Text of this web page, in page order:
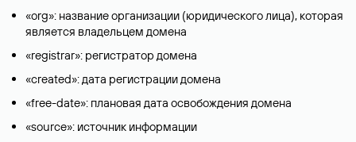
«org»: название организации (юридического лица), которая
является владельцем домена
«registrar»: регистратор домена
«created»: дата регистрации домена
«free-date»: плановая дата освобождения домена
«source»: источник информации